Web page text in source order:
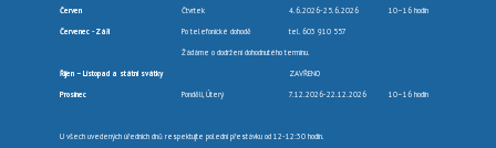
Červen Čtvrtek 4.6.2026-25.6.2026 10–16 hodin
Červenec -Září Po telefonické dohodě tel. 603 910 557
Žádáme o dodržení dohodnutého termínu.
Říjen – Listopad a státní svátky ZAVŘENO
Prosinec Pondělí, Úterý 7.12.2026-22.12.2026 10–16 hodin
U všech uvedených úředních dnů respektujte polední přestávku od 12-12:30 hodin.